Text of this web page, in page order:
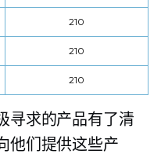
210
210
210
寻求的产品有了清
他们提供这些产